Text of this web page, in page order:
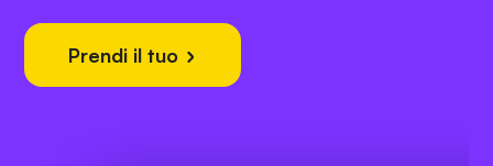
Prendi il tuo